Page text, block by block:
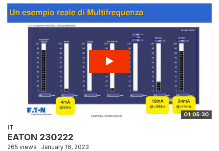
01:05:30
IT
EATON 230222
265 views January 16, 2023